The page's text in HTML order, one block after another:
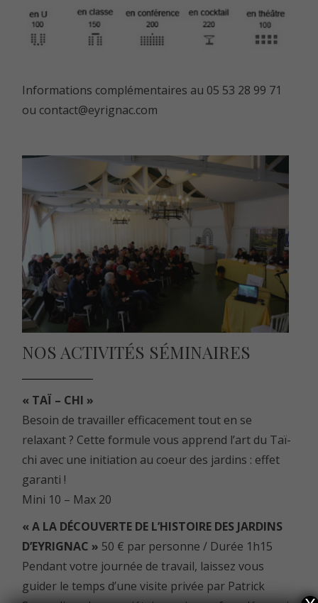
Informations complémentaires au 05 53 28 99 71
ou contact@eyrignac.com
NOS ACTIVITÉS SÉMINAIRES
« TAÏ – CHI »
Besoin de travailler efficacement tout en se
relaxant ? Cette formule vous apprend l’art du Taï-
chi avec une initiation au coeur des jardins : effet
garanti !
Mini 10 – Max 20
« A LA DÉCOUVERTE DE L’HISTOIRE DES JARDINS
D’EYRIGNAC » 50 € par personne / Durée 1h15
Pendant votre journée de travail, laissez vous
guider le temps d’une visite privée par Patrick